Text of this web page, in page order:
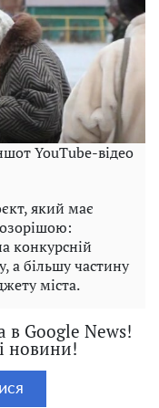
YouTube-відео
який має
конкурсній
а більшу частину
міста.
в Google News!
новини!